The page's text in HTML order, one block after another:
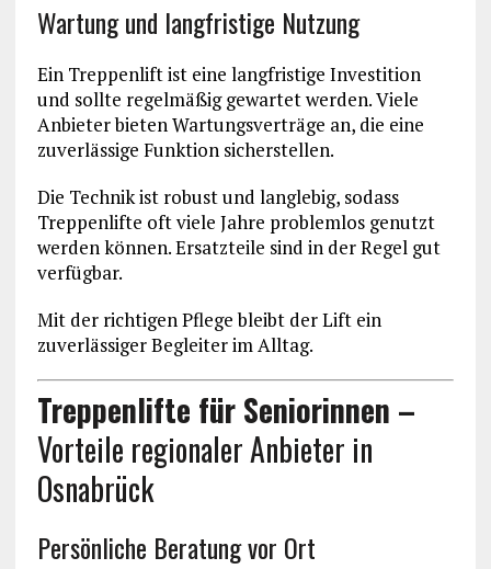
Wartung und langfristige Nutzung
Ein Treppenlift ist eine langfristige Investition
und sollte regelmäßig gewartet werden. Viele
Anbieter bieten Wartungsverträge an, die eine
zuverlässige Funktion sicherstellen.
Die Technik ist robust und langlebig, sodass
Treppenlifte oft viele Jahre problemlos genutzt
werden können. Ersatzteile sind in der Regel gut
verfügbar.
Mit der richtigen Pflege bleibt der Lift ein
zuverlässiger Begleiter im Alltag.
Treppenlifte für Seniorinnen –
Vorteile regionaler Anbieter in
Osnabrück
Persönliche Beratung vor Ort